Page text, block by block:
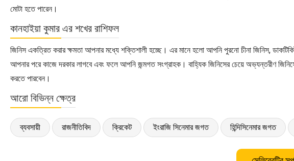
মোটা হতে পারেন।
কানহাইয়া কুমার এর শখের রাশিফল
জিনিস একত্রিত করার ক্ষমতা আপনার মধ্যে শক্তিশালী হচ্ছে। এর মানে হলো আপনি পুরনো চীনা জিনিস,
আপনার পরে কাজে দরকার লাগবে এবং ফলে আপনি জন্মগত সংগ্রাহক। বাহ্যিক জিনিসের চেয়ে অভ্যন্তরীণ
করতে পারবেন।
আরো বিভিন্ন ক্ষেত্র
ব্যবসায়ী রাজনীতিবিদ ক্রিকেট ইংরাজি সিনেমার জগত হিন্দিসিনেমার জগত